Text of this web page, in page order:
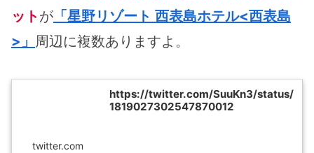
ットが 「星野リゾート 西表島ホテル<西表島
>」 周辺に複数ありますよ。
https://twitter.com/SuuKn3/status/
1819027302547870012
twitter.com